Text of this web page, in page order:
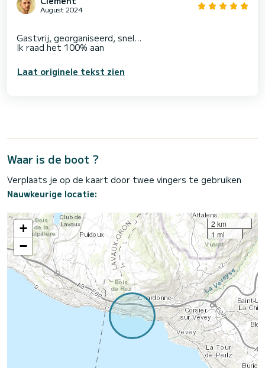
August 2024
Gastvrij, georganiseerd, snel...
Laat originele tekst zien
Waar is de boot ?
Verplaats je op de kaart door twee vingers te gebruiken
Nauwkeurige locatie:
+
−
2 km
1 mi